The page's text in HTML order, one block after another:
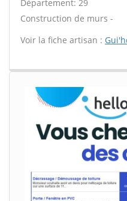
Département: 29
Construction de murs -
Voir la fiche artisan :